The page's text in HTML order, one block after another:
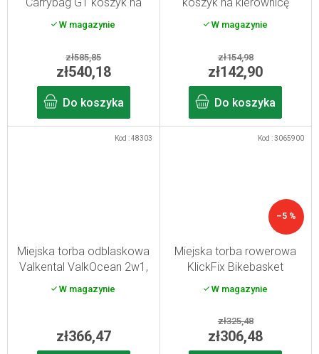
S
zakupy 24 l
W magazynie
zł585,85
zł540,18
Do koszyka
roweru -puncture
W magazynie
zł154,98
zł142,90
Do koszyka
Miejska torba odblaskowa
Valkental ValkOcean 2w1,
W magazynie
zł366,47
Kod :48303
–5 %
Miejska torba rowerowa
KlickFix Bikebasket
W magazynie
zł325,48
zł306,48
Kod :3065900